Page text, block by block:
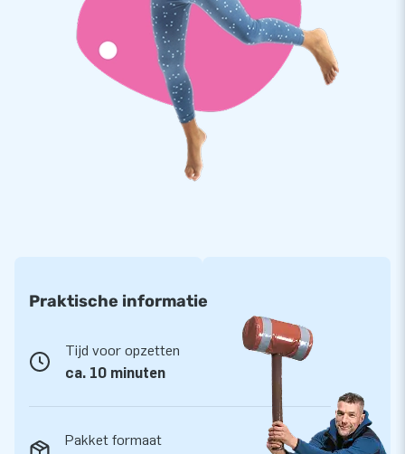
kwaliteit PVC. Ze zijn duurzaam en ook nog eens eenvoudig
schoon te houden. Natuurlijk bieden we je garantie op deze
pop. Met deze opblaas Sarah kan het feest niet meer stuk.
Bestel haar snel en laat het feest maar beginnen!
Praktische informatie
Tijd voor opzetten
ca. 10 minuten
Pakket formaat